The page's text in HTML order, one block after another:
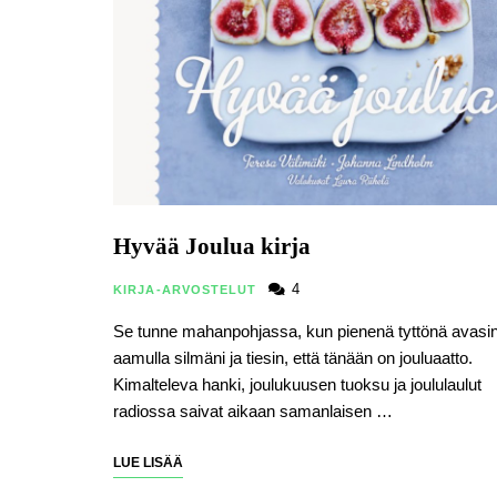
Hyvää Joulua kirja
KIRJA-ARVOSTELUT 4
Se tunne mahanpohjassa, kun pienenä tyttönä
aamulla silmäni ja tiesin, että tänään on jouluaatto.
Kimalteleva hanki, joulukuusen tuoksu ja joululaulut
radiossa saivat aikaan samanlaisen …
LUE LISÄÄ